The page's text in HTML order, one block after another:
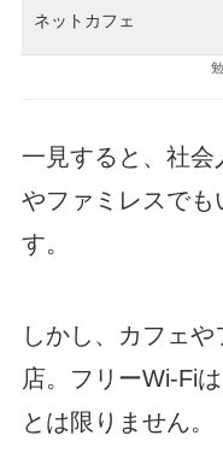
ネットカフェ
一見すると、社会
やファミレスで
す。
しかし、カフェ
店。フリーWi-Fi
とは限りません。